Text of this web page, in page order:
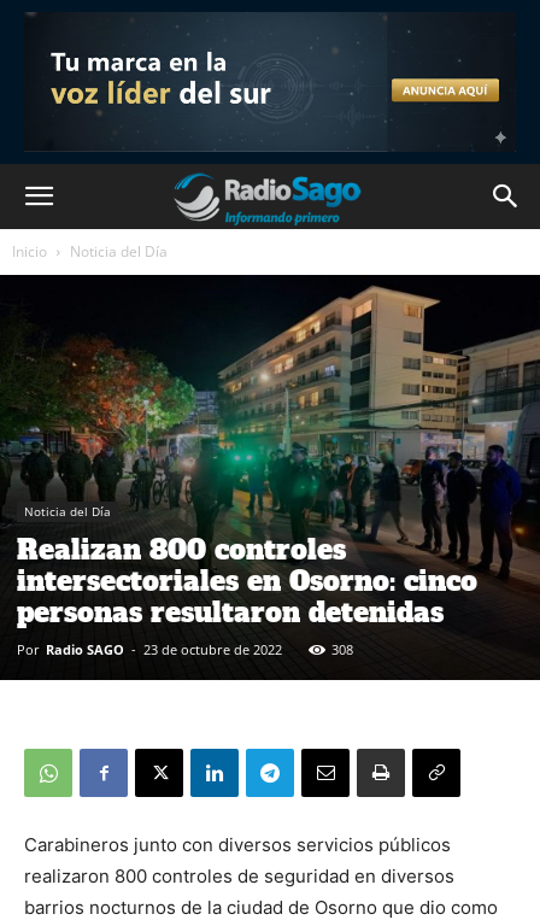
Inicio Noticia del Día
Noticia del Día
Realizan 800 controles
intersectoriales en Osorno: cinco
personas resultaron detenidas
Por Radio SAGO - 23 de octubre de 2022 308
Carabineros junto con diversos servicios públicos
realizaron 800 controles de seguridad en diversos
barrios nocturnos de la ciudad de Osorno que dio como